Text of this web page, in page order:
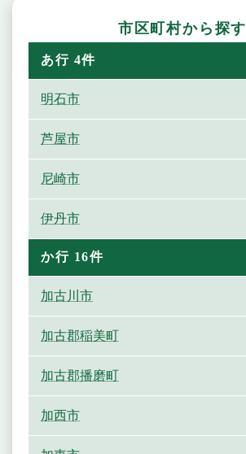
市区町村から探す
あ行 4件
明石市
芦屋市
尼崎市
伊丹市
か行 16件
加古川市
加古郡稲美町
加古郡播磨町
加西市